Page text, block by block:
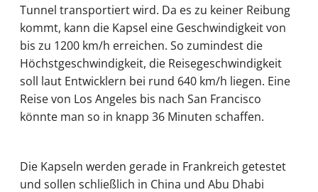
Tunnel transportiert wird. Da es zu keiner Reibung
kommt, kann die Kapsel eine Geschwindigkeit von
bis zu 1200 km/h erreichen. So zumindest die
Höchstgeschwindigkeit, die Reisegeschwindigkeit
soll laut Entwicklern bei rund 640 km/h liegen. Eine
Reise von Los Angeles bis nach San Francisco
könnte man so in knapp 36 Minuten schaffen.
Die Kapseln werden gerade in Frankreich getestet
und sollen schließlich in China und Abu Dhabi